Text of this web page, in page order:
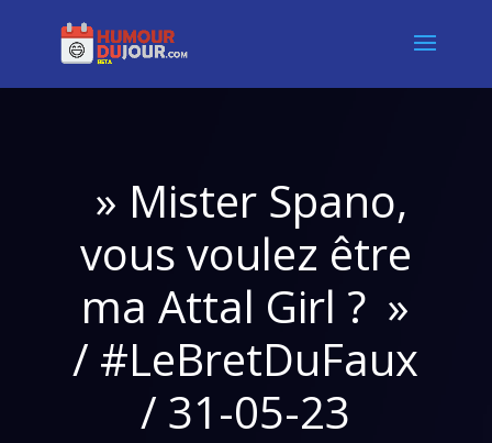
» Mister Spano,
vous voulez être
ma Attal Girl ? »
/ #LeBretDuFaux
/ 31-05-23